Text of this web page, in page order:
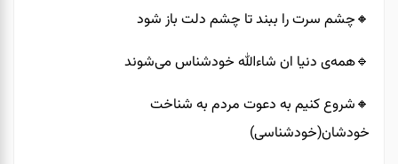
🔸️چشم سرت را ببند تا چشم دلت باز شود
🔹️همه‌ی دنیا ان شاءالله خودشناس می‌شوند
🔸️شروع کنیم به دعوت مردم به شناخت
خودشان(خودشناسی)